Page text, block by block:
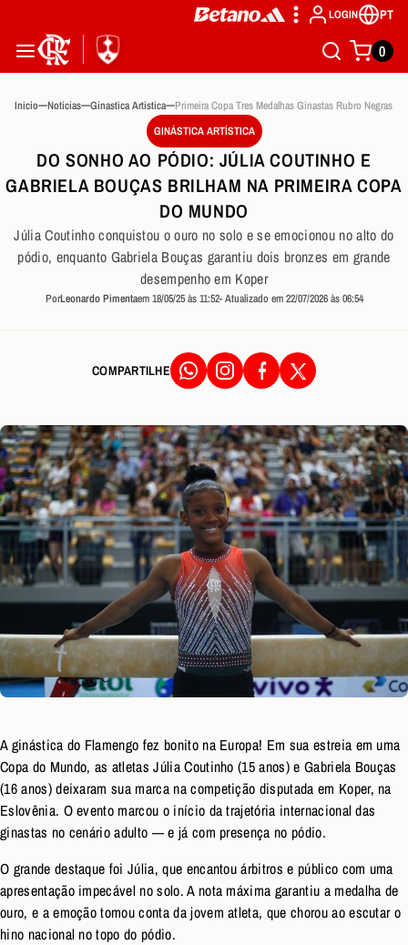
LOGIN PT
0
Inicio Noticias
Ginastica Artistica
GINÁSTICA ARTÍSTICA
DO SONHO AO PÓDIO: JÚLIA COUTINHO E
GABRIELA BOUÇAS BRILHAM NA PRIMEIRA COPA
DO MUNDO
Júlia Coutinho conquistou o ouro no solo e se emocionou no alto do
pódio, enquanto Gabriela Bouças garantiu dois bronzes em grande
desempenho em Koper
PorLeonardo Pimentaem 18/05/25 às 11:52- Atualizado em 22/07/2026 às 06:54
COMPARTILHE
A ginástica do Flamengo fez bonito na Europa! Em sua estreia em uma
Copa do Mundo, as atletas Júlia Coutinho (15 anos) e Gabriela Bouças
(16 anos) deixaram sua marca na competição disputada em Koper, na
Eslovênia. O evento marcou o início da trajetória internacional das
ginastas no cenário adulto — e já com presença no pódio.
O grande destaque foi Júlia, que encantou árbitros e público com uma
apresentação impecável no solo. A nota máxima garantiu a medalha de
ouro, e a emoção tomou conta da jovem atleta, que chorou ao escutar o
hino nacional no topo do pódio.